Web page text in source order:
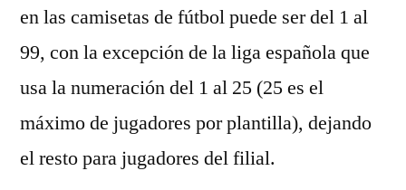
en las camisetas de fútbol puede ser del 1 al
99, con la excepción de la liga española que
usa la numeración del 1 al 25 (25 es el
máximo de jugadores por plantilla), dejando
el resto para jugadores del filial.